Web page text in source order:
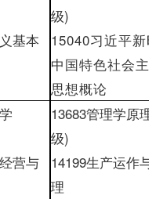
级)
基本
15040习近平新
中国特色社会主义
思想概论
13683管理学原理
级)
营与
14199生产运作与
理